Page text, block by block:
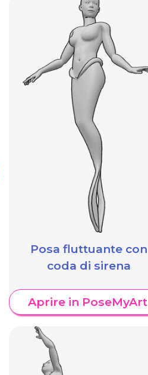
Posa fluttuante con
coda di sirena
Aprire in PoseMyArt